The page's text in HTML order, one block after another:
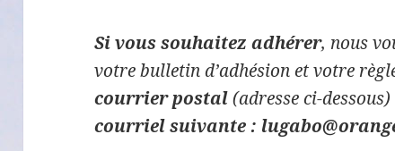
Si vous souhaitez adhérer, nous
votre bulletin d’adhésion et votre
courrier postal(adresse ci-
courriel suivante :